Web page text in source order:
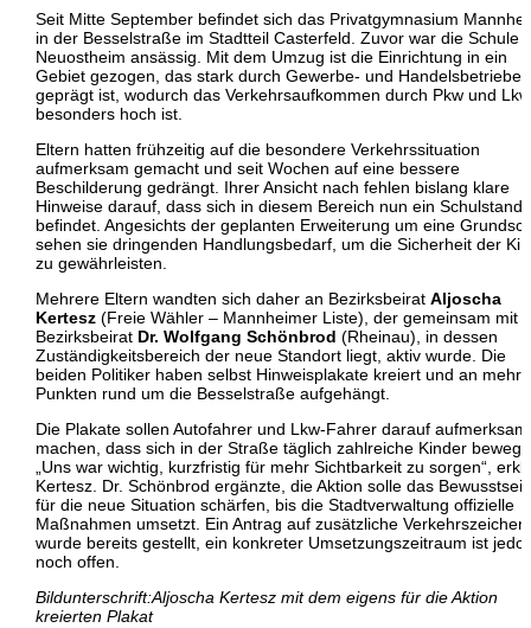
Seit Mitte September befindet sich das Privatgymnasium
in der Besselstraße im Stadtteil Casterfeld. Zuvor war die Schule
Neuostheim ansässig. Mit dem Umzug ist die Einrichtung in ein
Gebiet gezogen, das stark durch Gewerbe- und Handelsbetriebe
geprägt ist, wodurch das Verkehrsaufkommen durch Pkw und Lkw
besonders hoch ist.
Eltern hatten frühzeitig auf die besondere Verkehrssituation
aufmerksam gemacht und seit Wochen auf eine bessere
Beschilderung gedrängt. Ihrer Ansicht nach fehlen bislang klare
Hinweise darauf, dass sich in diesem Bereich nun ein
befindet. Angesichts der geplanten Erweiterung um eine
sehen sie dringenden Handlungsbedarf, um die Sicherheit der
zu gewährleisten.
Mehrere Eltern wandten sich daher an Bezirksbeirat Aljoscha
Kertesz (Freie Wähler – Mannheimer Liste), der gemeinsam mit
Bezirksbeirat Dr. Wolfgang Schönbrod (Rheinau), in dessen
Zuständigkeitsbereich der neue Standort liegt, aktiv wurde. Die
beiden Politiker haben selbst Hinweisplakate kreiert und an
Punkten rund um die Besselstraße aufgehängt.
Die Plakate sollen Autofahrer und Lkw-Fahrer darauf aufmerksam
machen, dass sich in der Straße täglich zahlreiche Kinder
„Uns war wichtig, kurzfristig für mehr Sichtbarkeit zu sorgen“,
Kertesz. Dr. Schönbrod ergänzte, die Aktion solle das Bewusstsein
für die neue Situation schärfen, bis die Stadtverwaltung offizielle
Maßnahmen umsetzt. Ein Antrag auf zusätzliche Verkehrszeichen
wurde bereits gestellt, ein konkreter Umsetzungszeitraum ist
noch offen.
Bildunterschrift:Aljoscha Kertesz mit dem eigens für die Aktion
kreierten Plakat